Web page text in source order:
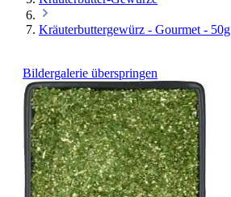
Kräuterbuttergewürz - Gourmet - 50g
Bildergalerie überspringen